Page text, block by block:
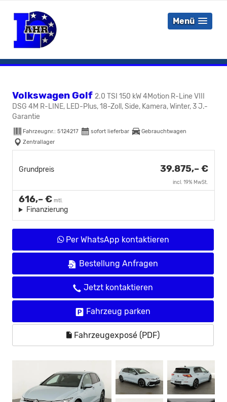
Menü
Volkswagen Golf 2.0 TSI 150 kW 4Motion R-Line VIII
DSG 4M R-LINE, LED-Plus, 18-Zoll, Side, Kamera, Winter, 3 J.-
Garantie
Fahrzeugnr.: 5124217 sofort lieferbar
Gebrauchtwagen
Zentrallager
Grundpreis 39.875,– €
incl. 19% MwSt.
616,– € mtl.
Finanzierung
Per WhatsApp kontaktieren
Bestellung Anfragen
Jetzt kontaktieren
Fahrzeug parken
Fahrzeugexposé (PDF)